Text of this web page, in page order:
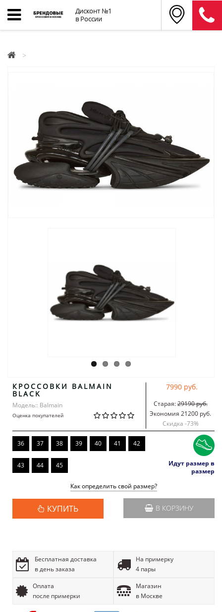
Дисконт №1
в России
КРОССОВКИ BALMAIN
BLACK
Модель:: Balmain
Оценка покупателей
7990 руб.
Старая:29190 руб.
Экономия 21200 руб.
Скидка -73%
36 37 38 39 40 41 42
43 44 45
Идут размер в
размер
Как определить свой размер?
КУПИТЬ В КОРЗИНУ
Бесплатная доставка
в день заказа
На примерку
4 пары
Оплата
после примерки
Магазин
в Москве